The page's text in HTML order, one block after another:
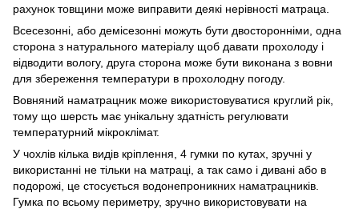
рахунок товщини може виправити деякі нерівності матраца.
Всесезонні, або демісезонні можуть бути двосторонніми, одна
сторона з натурального матеріалу щоб давати прохолоду і
відводити вологу, друга сторона може бути виконана з вовни
для збереження температури в прохолодну погоду.
Вовняний наматрацник може використовуватися круглий рік,
тому що шерсть має унікальну здатність регулювати
температурний мікроклімат.
У чохлів кілька видів кріплення, 4 гумки по кутах, зручні у
використанні не тільки на матраці, а так само і дивані або в
подорожі, це стосується водонепроникних наматрацників.
Гумка по всьому периметру, зручно використовувати на